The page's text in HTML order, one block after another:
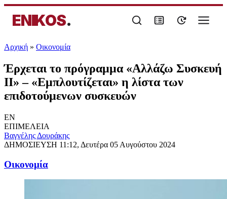
ENIKOS.
Αρχική » Oικονομία
Έρχεται το πρόγραμμα «Αλλάζω Συσκευή
ΙΙ» – «Εμπλουτίζεται» η λίστα των
επιδοτούμενων συσκευών
EN
ΕΠΙΜΕΛΕΙΑ
Βαγγέλης Δουράκης
ΔΗΜΟΣΙΕΥΣΗ 11:12, Δευτέρα 05 Αυγούστου 2024
Oικονομία